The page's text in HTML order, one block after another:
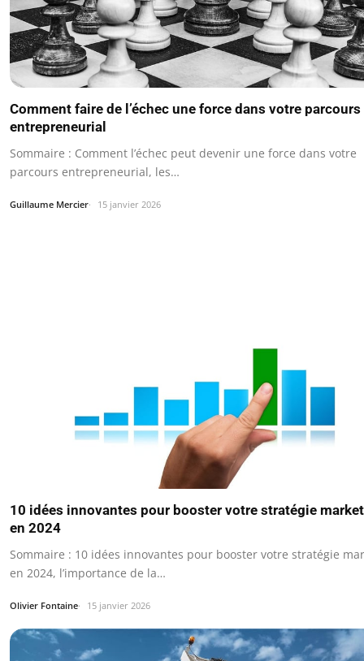
Comment faire de l’échec une force dans votre parcours
entrepreneurial
Sommaire : Comment l’échec peut devenir une force dans votre
parcours entrepreneurial, les…
Guillaume Mercier 15 janvier 2026
10 idées innovantes pour booster votre stratégie
en 2024
Sommaire : 10 idées innovantes pour booster votre stratégie
en 2024, l’importance de la…
Olivier Fontaine 15 janvier 2026